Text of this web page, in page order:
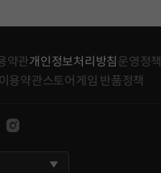
약관개인정보처리방침 운영정책
용약관스토어게임 반품정책
instagram